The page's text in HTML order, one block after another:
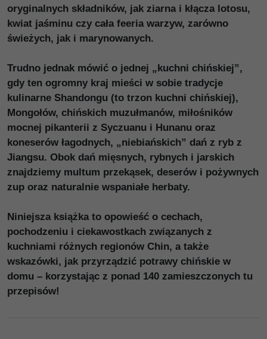
oryginalnych składników, jak ziarna i kłącza lotosu,
kwiat jaśminu czy cała feeria warzyw, zarówno
świeżych, jak i marynowanych.
Trudno jednak mówić o jednej „kuchni chińskiej”,
gdy ten ogromny kraj mieści w sobie tradycje
kulinarne Shandongu (to trzon kuchni chińskiej),
Mongołów, chińskich muzułmanów, miłośników
mocnej pikanterii z Syczuanu i Hunanu oraz
koneserów łagodnych, „niebiańskich” dań z ryb z
Jiangsu. Obok dań mięsnych, rybnych i jarskich
znajdziemy multum przekąsek, deserów i pożywnych
zup oraz naturalnie wspaniałe herbaty.
Niniejsza książka to opowieść o cechach,
pochodzeniu i ciekawostkach związanych z
kuchniami różnych regionów Chin, a także
wskazówki, jak przyrządzić potrawy chińskie w
domu – korzystając z ponad 140 zamieszczonych tu
przepisów!